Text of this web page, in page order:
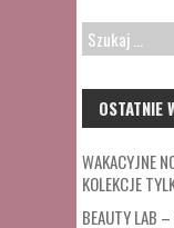
SZUKAJ:
OSTATNIE
WAKACYJNE
KOLEKCJE
BEAUTY LAB